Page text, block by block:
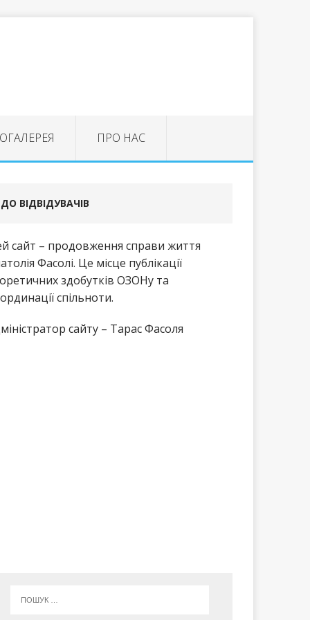
ПРО НАС
ДО ВІДВІДУВАЧІВ
сайт – продовження справи життя
Фасолі. Це місце публікації
здобутків ОЗОНу та
спільноти.
сайту – Тарас Фасоля